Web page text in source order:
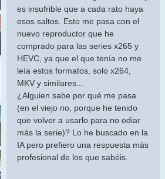
es insufrible que a cada rato haya
esos saltos. Esto me pasa con el
nuevo reproductor que he
comprado para las series x265 y
HEVC, ya que el que tenía no me
leía estos formatos, solo x264,
MKV y similares...
¿Alguien sabe por qué me pasa
(en el viejo no, porque he tenido
que volver a usarlo para no odiar
más la serie)? Lo he buscado en la
IA pero prefiero una respuesta más
profesional de los que sabéis.